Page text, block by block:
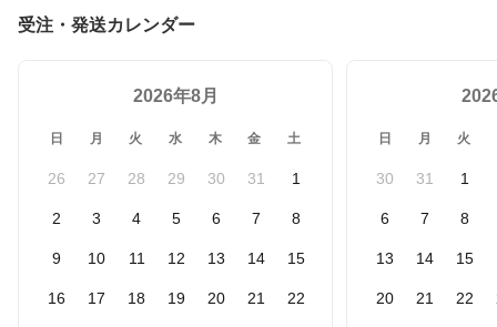
受注・発送カレンダー
2026年8月
日 月 火 水 木 金 土
26 27 28 29 30 31 1
2 3 4 5 6 7 8
9 10 11 12 13 14 15
16 17 18 19 20 21 22
日 月 火
30 31 1
6 7 8
13 14 15
20 21 22